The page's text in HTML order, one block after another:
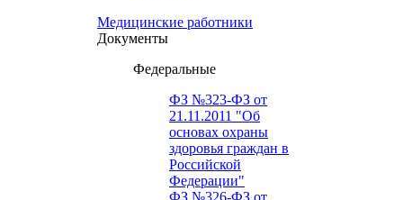
Медицинские работники
Документы
Федеральные
ФЗ №323-ФЗ от
21.11.2011 "Об
основах охраны
здоровья граждан в
Российской
Федерации"
ФЗ №326-ФЗ от